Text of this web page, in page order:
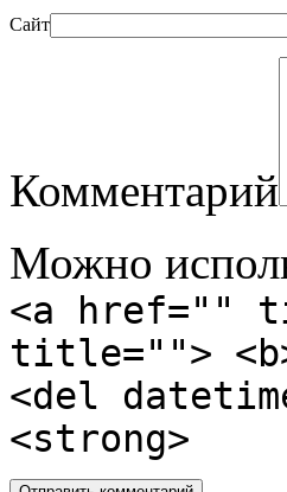
Сайт
Комментарий
Можно
<a href=""
title="">
<del
<strong>